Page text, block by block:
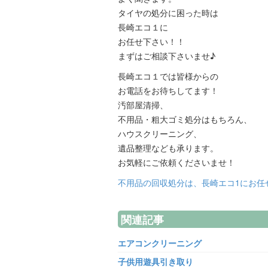
タイヤの処分に困った時は
長崎エコ１に
お任せ下さい！！
まずはご相談下さいませ♪
長崎エコ１では皆様からの
お電話をお待ちしてます！
汚部屋清掃、
不用品・粗大ゴミ処分はもちろん、
ハウスクリーニング、
遺品整理なども承ります。
お気軽にご依頼くださいませ！
不用品の回収処分は、長崎エコ1にお任
関連記事
エアコンクリーニング
子供用遊具引き取り